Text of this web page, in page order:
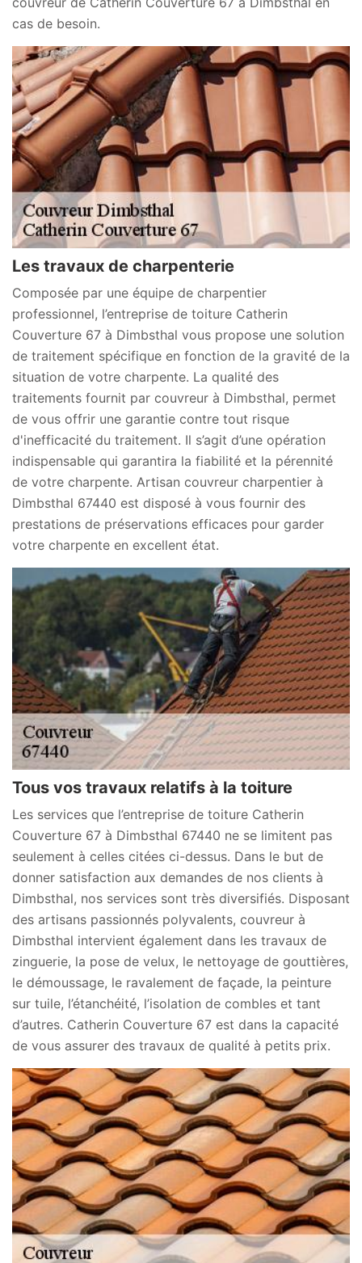
cas de besoin.
Les travaux de charpenterie
Composée par une équipe de charpentier
professionnel, l’entreprise de toiture Catherin
Couverture 67 à Dimbsthal vous propose une solution
de traitement spécifique en fonction de la gravité de la
situation de votre charpente. La qualité des
traitements fournit par couvreur à Dimbsthal, permet
de vous offrir une garantie contre tout risque
d'inefficacité du traitement. Il s’agit d’une opération
indispensable qui garantira la fiabilité et la pérennité
de votre charpente. Artisan couvreur charpentier à
Dimbsthal 67440 est disposé à vous fournir des
prestations de préservations efficaces pour garder
votre charpente en excellent état.
Tous vos travaux relatifs à la toiture
Les services que l’entreprise de toiture Catherin
Couverture 67 à Dimbsthal 67440 ne se limitent pas
seulement à celles citées ci-dessus. Dans le but de
donner satisfaction aux demandes de nos clients à
Dimbsthal, nos services sont très diversifiés. Disposant
des artisans passionnés polyvalents, couvreur à
Dimbsthal intervient également dans les travaux de
zinguerie, la pose de velux, le nettoyage de gouttières,
le démoussage, le ravalement de façade, la peinture
sur tuile, l’étanchéité, l’isolation de combles et tant
d’autres. Catherin Couverture 67 est dans la capacité
de vous assurer des travaux de qualité à petits prix.